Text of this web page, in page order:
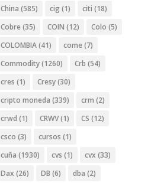
China (585) cig (1) citi (18)
Cobre (35) COIN (12) Colo (5)
COLOMBIA(41) come (7)
Commodity(1260) Crb (54)
cres (1) Cresy(30)
cripto moneda (339) crm (2)
crwd (1) CRWV(1) CS (12)
csco (3) cursos (1)
cuña (1930) cvs (1) cvx (33)
Dax (26) DB (6) dba (2)